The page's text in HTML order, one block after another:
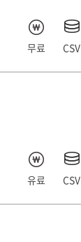
무료 CSV
유료 CSV